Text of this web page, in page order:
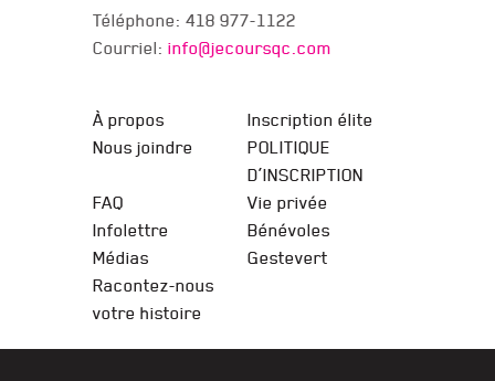
Téléphone: 418 977-1122
Courriel: info@jecoursqc.com
À propos
Inscription élite
Nous joindre
POLITIQUE
D’INSCRIPTION
FAQ
Vie privée
Infolettre
Bénévoles
Médias
Gestevert
Racontez-nous
votre histoire